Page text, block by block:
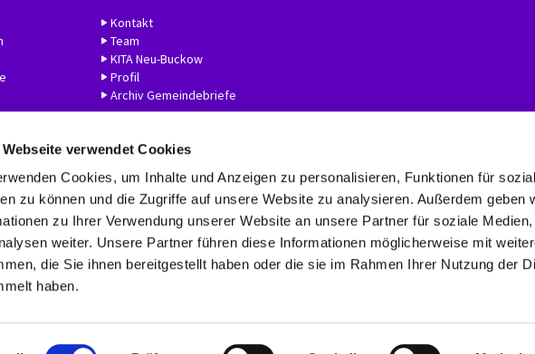
Webseite verwendet Cookies
Cookies, um Inhalte und Anzeigen zu personalisieren, Funktionen für
zu können und die Zugriffe auf unsere Website zu analysieren. Außerdem geben
zu Ihrer Verwendung unserer Website an unsere Partner für soziale
weiter. Unsere Partner führen diese Informationen möglicherweise mit
die Sie ihnen bereitgestellt haben oder die sie im Rahmen Ihrer Nutzung der
haben.
Kontakt
Team
KITA Neu-Buckow
Profil
Archiv Gemeindebriefe
Kontaktinformationen Impressum Erklärung zur Barrierefreiheit